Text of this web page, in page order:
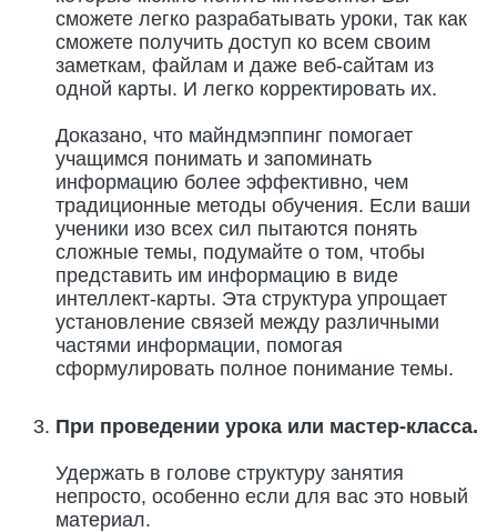
сможете легко разрабатывать уроки, так как
сможете получить доступ ко всем своим
заметкам, файлам и даже веб-сайтам из
одной карты. И легко корректировать их.
Доказано, что майндмэппинг помогает
учащимся понимать и запоминать
информацию более эффективно, чем
традиционные методы обучения. Если ваши
ученики изо всех сил пытаются понять
сложные темы, подумайте о том, чтобы
представить им информацию в виде
интеллект-карты. Эта структура упрощает
установление связей между различными
частями информации, помогая
сформулировать полное понимание темы.
При проведении урока или мастер-класса.
Удержать в голове структуру занятия
непросто, особенно если для вас это новый
материал.